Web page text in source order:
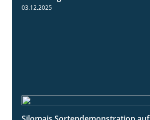
03.12.2025